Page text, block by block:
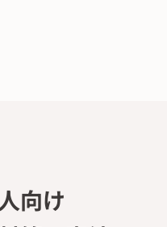
向け